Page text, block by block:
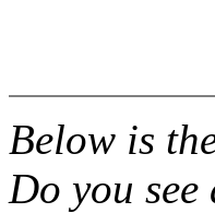
Below is
Do you